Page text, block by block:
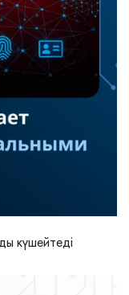
күшейтеді